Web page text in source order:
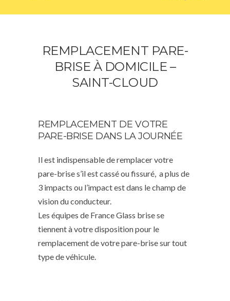
REMPLACEMENT PARE-
BRISE À DOMICILE –
SAINT-CLOUD
REMPLACEMENT DE VOTRE
PARE-BRISE DANS LA JOURNÉE
Il est indispensable de remplacer votre
pare-brise s’il est cassé ou fissuré, a plus de
3 impacts ou l’impact est dans le champ de
vision du conducteur.
Les équipes de France Glass brise se
tiennent à votre disposition pour le
remplacement de votre pare-brise sur tout
type de véhicule.